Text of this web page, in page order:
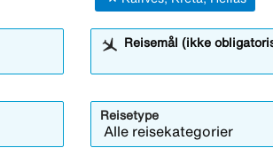
Reisemål (ikke
Reisetype